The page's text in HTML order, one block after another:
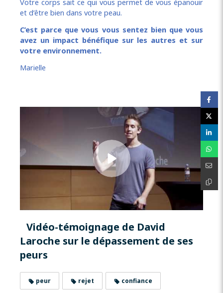
et d’être bien dans votre peau.
C’est parce que vous vous sentez bien que vous
avez un impact bénéfique sur les autres et sur
votre environnement.
Marielle
Vidéo-témoignage de David
Laroche sur le dépassement de ses
peurs
peur rejet confiance